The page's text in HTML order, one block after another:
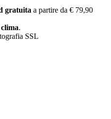
gratuita a partire da € 79,90
.
SSL